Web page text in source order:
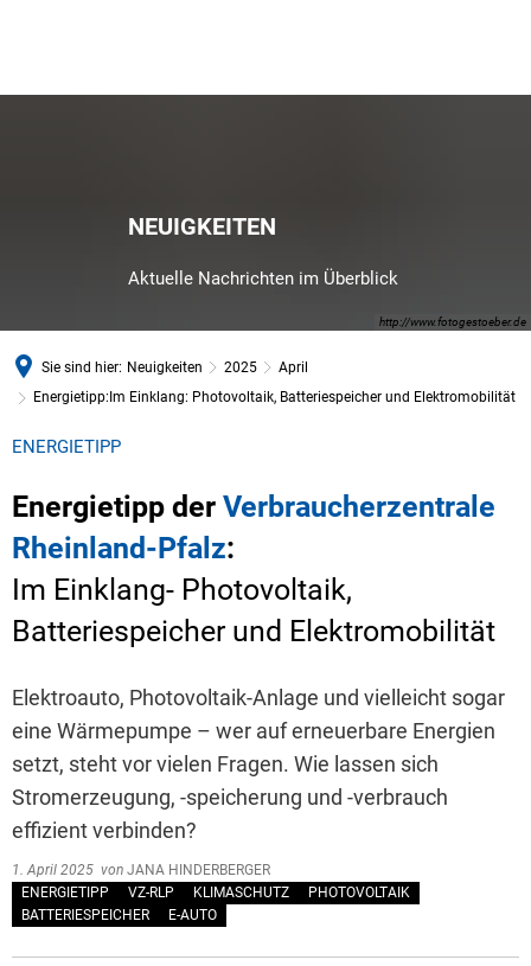
http://www.fotogestoeber.de
NEUIGKEITEN
Aktuelle Nachrichten im Überblick
Sie sind hier: Neuigkeiten 2025
April
Energietipp:Im Einklang: Photovoltaik, Batteriespeicher und Elektromobilität
ENERGIETIPP
Energietipp der Verbraucherzentrale
Rheinland-Pfalz:
Im Einklang- Photovoltaik,
Batteriespeicher und Elektromobilität
Elektroauto, Photovoltaik-Anlage und vielleicht sogar
eine Wärmepumpe – wer auf erneuerbare Energien
setzt, steht vor vielen Fragen. Wie lassen sich
Stromerzeugung, -speicherung und -verbrauch
effizient verbinden?
1. April 2025 von JANA HINDERBERGER
ENERGIETIPP
VZ-RLP KLIMASCHUTZ
PHOTOVOLTAIK
BATTERIESPEICHER
E-AUTO